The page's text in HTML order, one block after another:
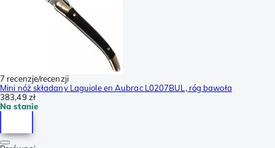
7 recenzje/recenzji
Mini nóż składany Laguiole en Aubrac L0207BUL, róg bawoła
383,49 zł
Na stanie